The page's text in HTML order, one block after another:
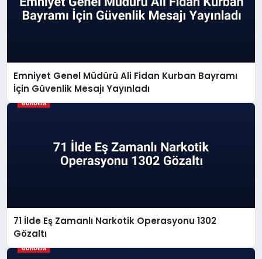
Emniyet Genel Müdürü Ali Fidan Kurban Bayramı
İçin Güvenlik Mesajı Yayınladı
71 İlde Eş Zamanlı Narkotik Operasyonu 1302
Gözaltı